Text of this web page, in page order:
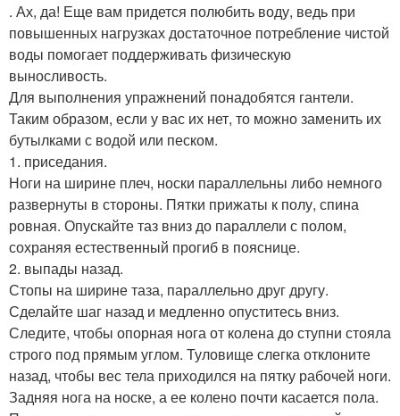
. Ах, да! Еще вам придется полюбить воду, ведь при
повышенных нагрузках достаточное потребление чистой
воды помогает поддерживать физическую
выносливость.
Для выполнения упражнений понадобятся гантели.
Таким образом, если у вас их нет, то можно заменить их
бутылками с водой или песком.
1. приседания.
Ноги на ширине плеч, носки параллельны либо немного
развернуты в стороны. Пятки прижаты к полу, спина
ровная. Опускайте таз вниз до параллели с полом,
сохраняя естественный прогиб в пояснице.
2. выпады назад.
Стопы на ширине таза, параллельно друг другу.
Сделайте шаг назад и медленно опуститесь вниз.
Следите, чтобы опорная нога от колена до ступни стояла
строго под прямым углом. Туловище слегка отклоните
назад, чтобы вес тела приходился на пятку рабочей ноги.
Задняя нога на носке, а ее колено почти касается пола.